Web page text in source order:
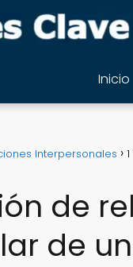
Inicio
Interpersonales
de
de